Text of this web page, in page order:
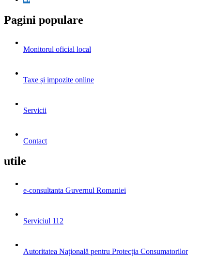
Pagini populare
Monitorul oficial local
Taxe și impozite online
Servicii
Contact
utile
e-consultanta Guvernul Romaniei
Serviciul 112
Autoritatea Națională pentru Protecția Consumatorilor